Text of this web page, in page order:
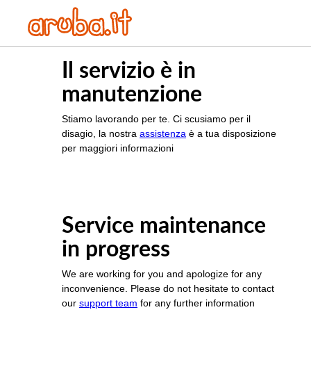
Il servizio è in
manutenzione
Stiamo lavorando per te. Ci scusiamo per il
disagio, la nostra assistenza è a tua disposizione
per maggiori informazioni
Service maintenance
in progress
We are working for you and apologize for any
inconvenience. Please do not hesitate to contact
our support team for any further information